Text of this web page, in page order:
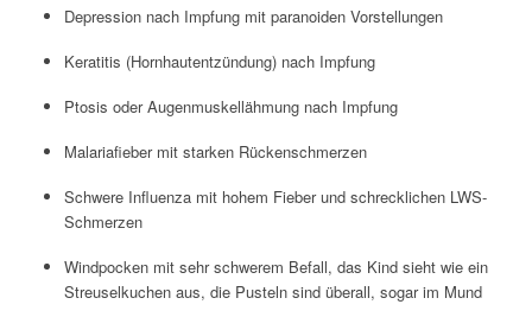
Depression nach Impfung mit paranoiden Vorstellungen
Keratitis (Hornhautentzündung) nach Impfung
Ptosis oder Augenmuskellähmung nach Impfung
Malariafieber mit starken Rückenschmerzen
Schwere Influenza mit hohem Fieber und schrecklichen LWS-
Schmerzen
Windpocken mit sehr schwerem Befall, das Kind sieht wie ein
Streuselkuchen aus, die Pusteln sind überall, sogar im Mund